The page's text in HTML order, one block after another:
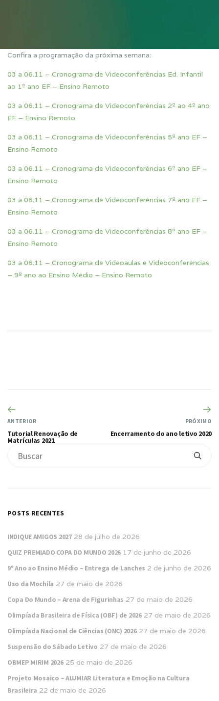
Confira a programação da próxima semana:
03 a 06.11 – Cronograma de Videoconferências Ed. Infantil
ao 1º ano EF – Ensino Remoto
03 a 06.11 – Cronograma de Videoconferências 2º ao 4º ano
EF – Ensino Remoto
03 a 06.11 – Cronograma de Videoconferências 5º ano EF –
Ensino Remoto
03 a 06.11 – Cronograma de Videoconferências 6º ano EF –
Ensino Remoto
03 a 06.11 – Cronograma de Videoconferências 7º ano EF –
Ensino Remoto
03 a 06.11 – Cronograma de Videoconferências 8º ano EF –
Ensino Remoto
03 a 06.11 – Cronograma de Videoaulas e Videoconferências
– 9º ano ao Ensino Médio – Ensino Remoto
ANTERIOR
Tutorial Renovação de
Matrículas 2021
PRÓXIMO
Encerramento do ano letivo 2020
POSTS RECENTES
INDIQUE AMIGOS 2027 28 de julho de 2026
QUIZ PREMIADO COPA DO MUNDO 2026 17 de junho de 2026
9º Ano ao Ensino Médio – Entrega de Lanches 2 de junho de 2026
Uso da Mochila 27 de maio de 2026
Copa Do Mundo – Arena de Figurinhas 27 de maio de 2026
Olimpíada Brasileira de Física (OBF) de 2026 27 de maio de 2026
Olimpíada Nacional de Ciências (ONC) 2026 27 de maio de 2026
Suspensão do Sábado Letivo 27 de maio de 2026
OBMEP MIRIM 2026 25 de maio de 2026
Projeto Mosaico – ALUMIAR Literatura e Emoção na Cultura
Brasileira 22 de maio de 2026